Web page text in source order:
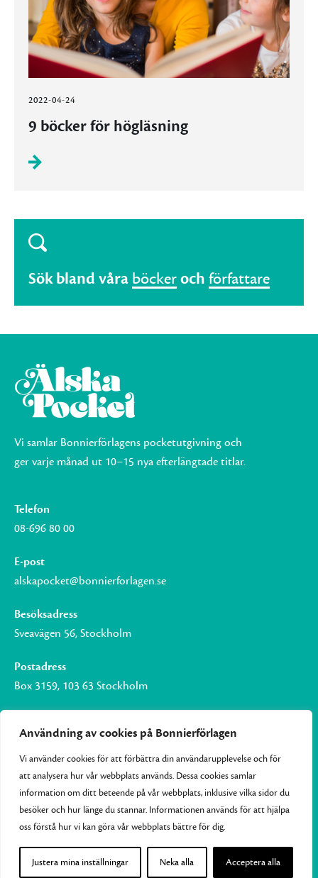
Användning av cookies på Bonnierförlagen
Vi använder cookies för att förbättra din användarupplevelse och för
att analysera hur vår webbplats används. Dessa cookies samlar
information om ditt beteende på vår webbplats, inklusive vilka sidor du
besöker och hur länge du stannar. Informationen används för att hjälpa
oss förstå hur vi kan göra vår webbplats bättre för dig.
Justera mina inställningar Neka alla Acceptera alla
2022-04-24
9 böcker för högläsning
Sök bland våra böckeroch författare
Vi samlar Bonnierförlagens pocketutgivning och
ger varje månad ut 10–15 nya efterlängtade titlar.
Telefon
08-696 80 00
E-post
alskapocket@bonnierforlagen.se
Besöksadress
Sveavägen 56, Stockholm
Postadress
Box 3159, 103 63 Stockholm
Om Bonnierförlagen
Cookies
Integritetspolicy